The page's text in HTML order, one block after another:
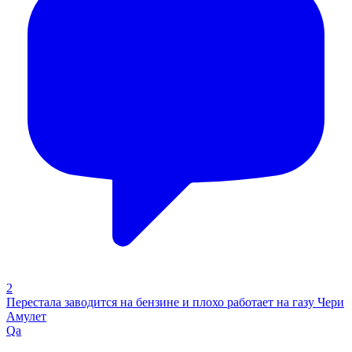
2
Перестала заводится на бензине и плохо работает на газу Чери
Амулет
Qa